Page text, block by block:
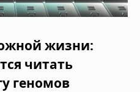
жизни:
читать
геномов